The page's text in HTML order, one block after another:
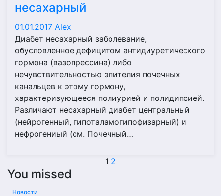
несахарный
01.01.2017 Alex
Диабет несахарный заболевание,
обусловленное дефицитом антидиуретического
гормона (вазопрессина) либо
нечувствительностью эпителия почечных
канальцев к этому гормону,
характеризующееся полиурией и полидипсией.
Различают несахарный диабет центральный
(нейрогенный, гипоталамогипофизарный) и
нефрогениый (см. Почечный…
Пагинация
1 2
You missed
Новости